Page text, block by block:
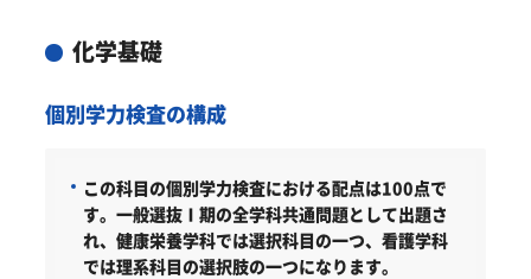
化学基礎
個別学力検査の構成
この科目の個別学力検査における配点は100点で
す。一般選抜Ⅰ期の全学科共通問題として出題さ
れ、健康栄養学科では選択科目の一つ、看護学科
では理系科目の選択肢の一つになります。